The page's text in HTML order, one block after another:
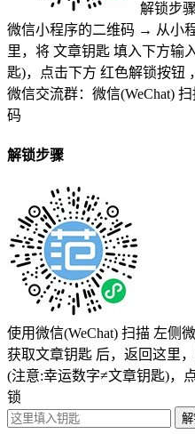
解锁步
微信小程序的二维码 → 从小
里，将 文章钥匙 填入下方输
匙)，点击下方 红色解锁按钮
微信交流群：微信(WeChat)
码
解锁步骤
使用微信(WeChat) 扫描 左侧
获取文章钥匙 后，返回这里
(注意:幸运数字≠文章钥匙)，
锁